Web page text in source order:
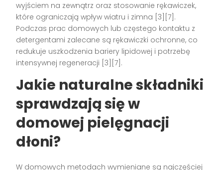
wyjściem na zewnątrz oraz stosowanie rękawiczek,
które ograniczają wpływ wiatru i zimna [3][7].
Podczas prac domowych lub częstego kontaktu z
detergentami zalecane są rękawiczki ochronne, co
redukuje uszkodzenia bariery lipidowej i potrzebę
intensywnej regeneracji [3][7].
Jakie naturalne składniki
sprawdzają się w
domowej pielęgnacji
dłoni?
W domowych metodach wymieniane są najczęściej